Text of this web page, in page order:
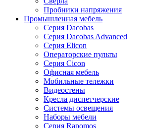
Пробники напряжения
Промышленная мебель
Серия Dacobas
Серия Dacobas Advanced
Серия Elicon
Операторские пульты
Серия Cicon
Офисная мебель
Мобильные тележки
Видеостены
Кресла диспетчерские
Системы освещения
Наборы мебели
Серия Rapomos